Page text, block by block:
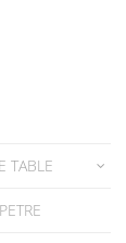
TABLE